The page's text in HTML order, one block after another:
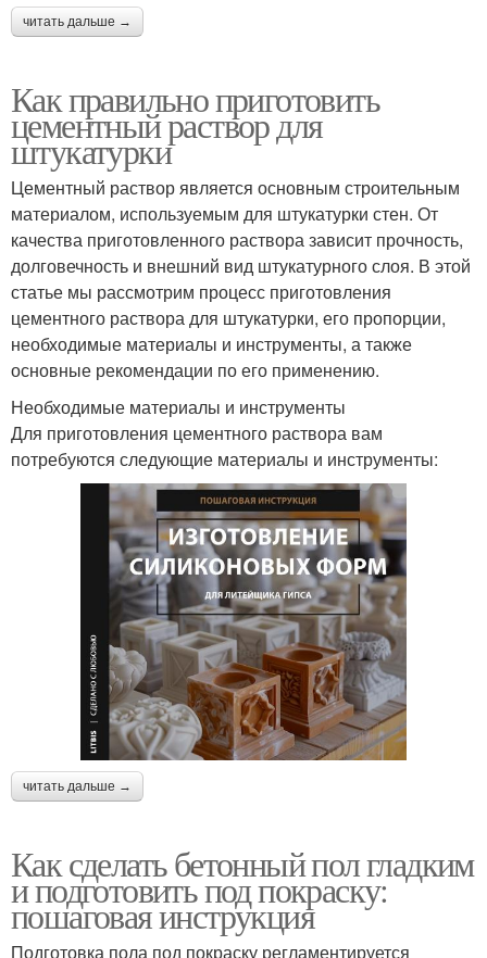
читать дальше →
Как правильно приготовить
цементный раствор для
штукатурки
Цементный раствор является основным строительным
материалом, используемым для штукатурки стен. От
качества приготовленного раствора зависит прочность,
долговечность и внешний вид штукатурного слоя. В этой
статье мы рассмотрим процесс приготовления
цементного раствора для штукатурки, его пропорции,
необходимые материалы и инструменты, а также
основные рекомендации по его применению.
Необходимые материалы и инструменты
Для приготовления цементного раствора вам
потребуются следующие материалы и инструменты:
читать дальше →
Как сделать бетонный пол гладким
и подготовить под покраску:
пошаговая инструкция
Подготовка пола под покраску регламентируется